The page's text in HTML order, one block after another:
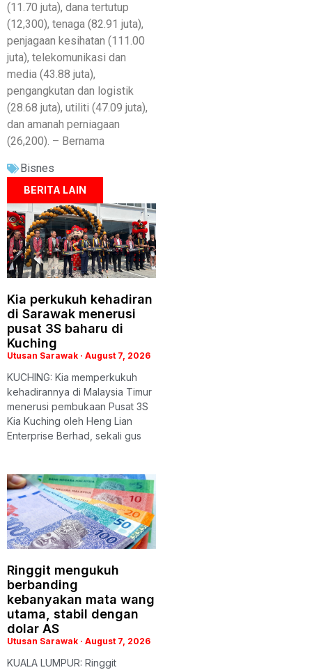
(11.70 juta), dana tertutup
(12,300), tenaga (82.91 juta),
penjagaan kesihatan (111.00
juta), telekomunikasi dan
media (43.88 juta),
pengangkutan dan logistik
(28.68 juta), utiliti (47.09 juta),
dan amanah perniagaan
(26,200). – Bernama
Bisnes
BERITA LAIN
Kia perkukuh kehadiran
di Sarawak menerusi
pusat 3S baharu di
Kuching
Utusan Sarawak August 7, 2026
KUCHING: Kia memperkukuh
kehadirannya di Malaysia Timur
menerusi pembukaan Pusat 3S
Kia Kuching oleh Heng Lian
Enterprise Berhad, sekali gus
Ringgit mengukuh
berbanding
kebanyakan mata wang
utama, stabil dengan
dolar AS
Utusan Sarawak August 7, 2026
KUALA LUMPUR: Ringgit